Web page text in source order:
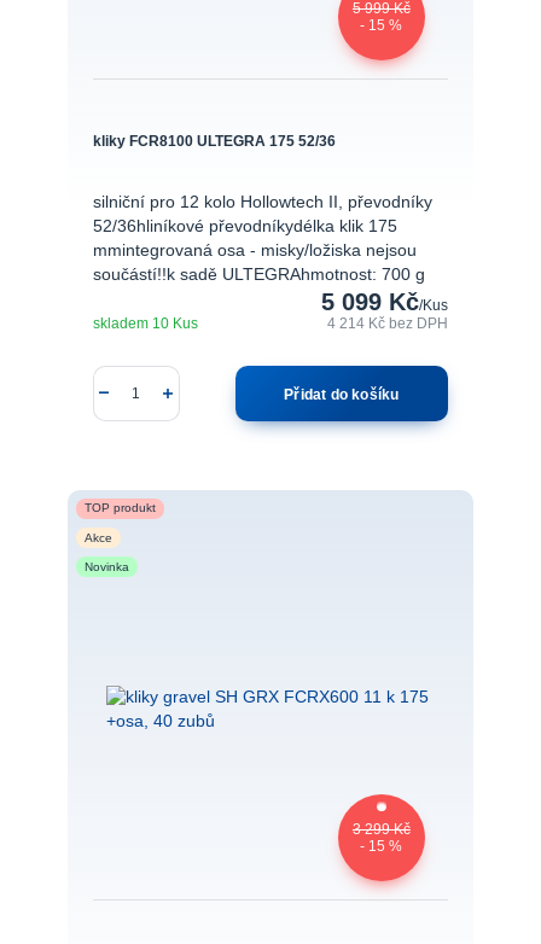
5 999 Kč
- 15 %
kliky FCR8100 ULTEGRA 175 52/36
silniční pro 12 kolo Hollowtech II, převodníky
52/36hliníkové převodníkydélka klik 175
mmintegrovaná osa - misky/ložiska nejsou
součástí!!k sadě ULTEGRAhmotnost: 700 g
5 099 Kč/Kus
4 214 Kčbez DPH
skladem 10 Kus
Přidat do košíku
TOP produkt
Akce
Novinka
3 299 Kč
- 15 %